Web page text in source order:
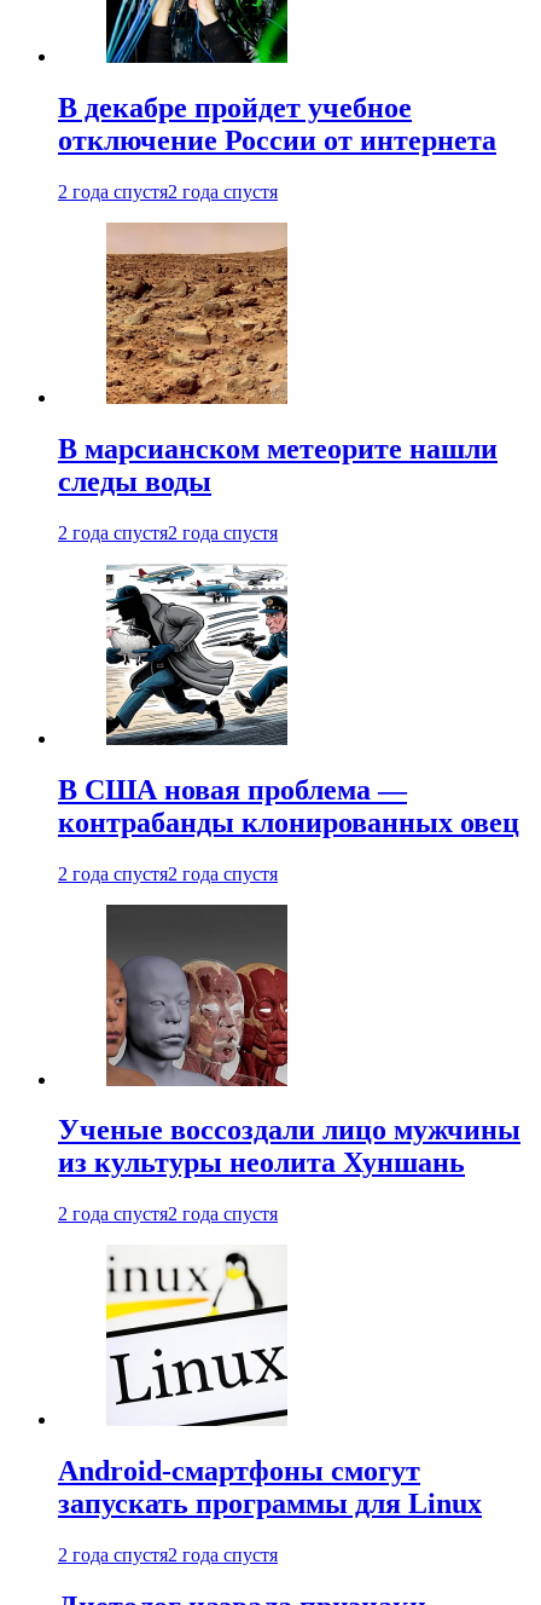
В декабре пройдет учебное
отключение России от интернета
2 года спустя2 года спустя
В марсианском метеорите нашли
следы воды
2 года спустя2 года спустя
В США новая проблема —
контрабанды клонированных овец
2 года спустя2 года спустя
Ученые воссоздали лицо мужчины
из культуры неолита Хуншань
2 года спустя2 года спустя
Android-смартфоны смогут
запускать программы для Linux
2 года спустя2 года спустя